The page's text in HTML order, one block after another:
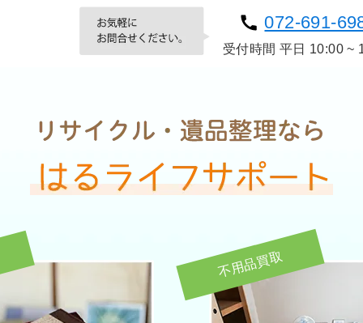
072-691-
受付時間 平日 10:00 ~
不用品買取